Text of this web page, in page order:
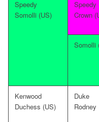
Speedy
Somolli (US)
Speedy
Crown
Somolli
Kenwood
Duchess (US)
Duke
Rodney